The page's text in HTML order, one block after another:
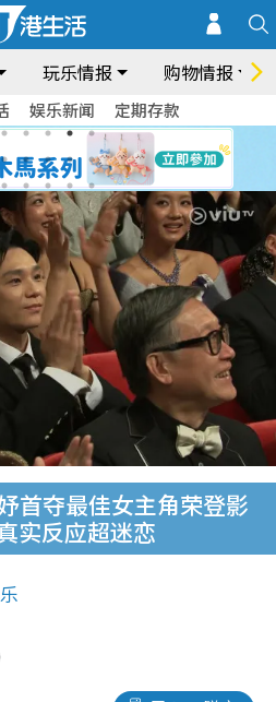
玩乐情报 购物情报
娱乐新闻 定期存款
首夺最佳女主角荣登影
实反应超迷恋